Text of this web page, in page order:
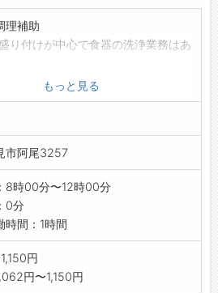
理補助
り付けが中心で食器の洗浄業務はあ
が中心になります。
経験でも大丈
範囲:会社の定める業
もっと見る
市阿尾3257
8時00分〜12時00分
0分
時間：1時間
円
円〜1,150円